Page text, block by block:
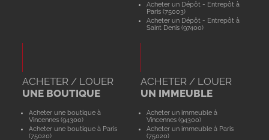
Acheter un Dépôt - Entrepôt à
Paris (75003)
Acheter un Dépôt - Entrepôt à
Saint Denis (97400)
ACHETER / LOUER
UNE BOUTIQUE
Acheter une boutique à
Vincennes (94300)
Acheter une boutique à Paris
(75020)
ACHETER / LOUER
UN IMMEUBLE
Acheter un immeuble à
Vincennes (94300)
Acheter un immeuble à Paris
(75020)